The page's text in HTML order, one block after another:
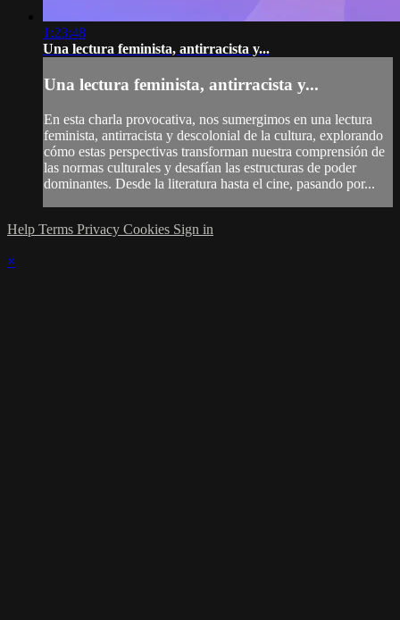
1:23:48
Una lectura feminista, antirracista y...
Una lectura feminista, antirracista y...
En esta charla provocativa, nos sumergimos en una lectura
feminista, antirracista y descolonial de la cultura, explorando
cómo estas perspectivas transforman nuestra comprensión de
las normas culturales y desafían las estructuras de poder
dominantes. Desde la literatura hasta el cine, pasando por...
Help Terms Privacy Cookies Sign in
×